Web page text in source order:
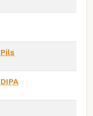
Pils
DIPA